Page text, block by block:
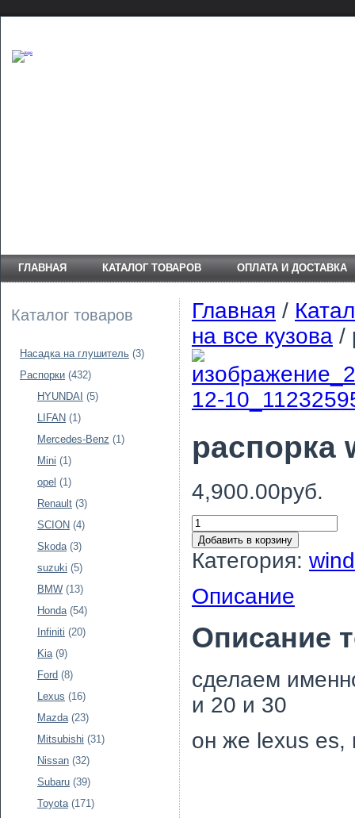
ГЛАВНАЯ КАТАЛОГ ТОВАРОВ ОПЛАТА И ДОСТАВКА
Каталог товаров
Насадка на глушитель (3)
Распорки (432)
HYUNDAI (5)
LIFAN (1)
Mercedes-Benz (1)
Mini (1)
opel (1)
Renault (3)
SCION (4)
Skoda (3)
suzuki (5)
BMW (13)
Honda (54)
Infiniti (20)
Kia (9)
Ford (8)
Lexus (16)
Mazda (23)
Mitsubishi (31)
Nissan (32)
Subaru (39)
Toyota (171)
Главная /
на все кузова /
распорка
4,900.00руб.
Добавить в корзину
Категория:
Описание
Описание
сделаем
и 20 и 30
он же lexus es,